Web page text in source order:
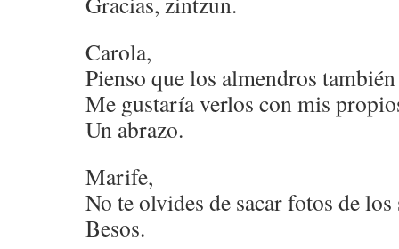
Carola,
Pienso que los almendros
Me gustaría verlos con mis
Un abrazo.
Marife,
No te olvides de sacar fotos de
Besos.